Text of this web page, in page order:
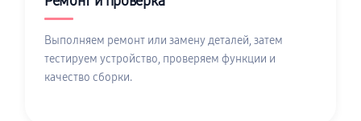
Выполняем ремонт или замену деталей, затем
тестируем устройство, проверяем функции и
качество сборки.